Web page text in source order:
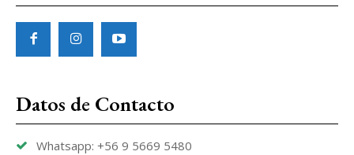
Datos de Contacto
Whatsapp: +56 9 5669 5480